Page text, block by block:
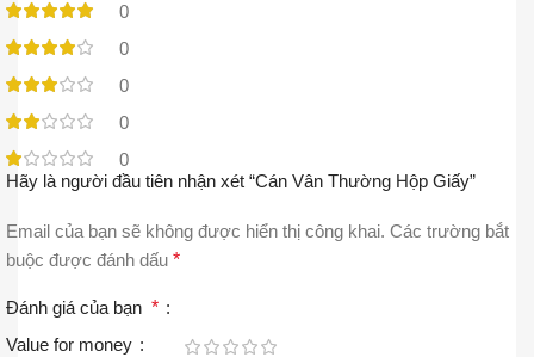
0
0
0
0
0
Hãy là người đầu tiên nhận xét “Cán Vân Thường Hộp Giấy”
Email của bạn sẽ không được hiển thị công khai. Các trường bắt
buộc được đánh dấu *
Đánh giá của bạn *
Value for money